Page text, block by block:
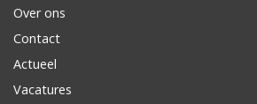
Over ons
Contact
Actueel
Vacatures